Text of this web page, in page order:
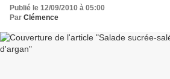
Publié le 12/09/2010 à 05:00
Par Clémence